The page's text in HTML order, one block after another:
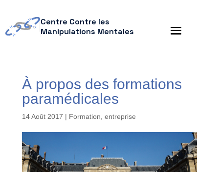
Centre Contre les
Manipulations Mentales
À propos des formations
paramédicales
14 Août 2017 | Formation, entreprise